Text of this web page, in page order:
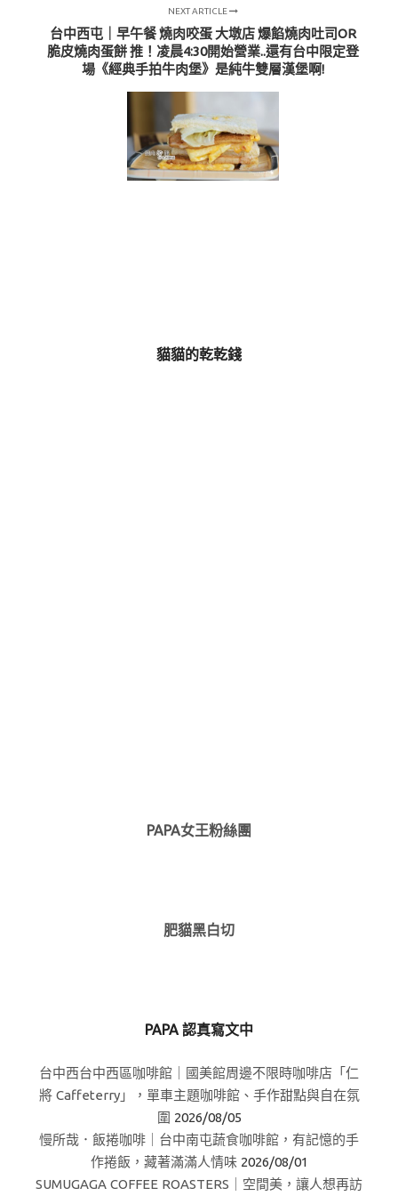
NEXT ARTICLE
台中西屯｜早午餐 燒肉咬蛋 大墩店 爆餡燒肉吐司OR
脆皮燒肉蛋餅 推！凌晨4:30開始營業..還有台中限定登
場《經典手拍牛肉堡》是純牛雙層漢堡啊!
貓貓的乾乾錢
PAPA女王粉絲團
肥貓黑白切
PAPA 認真寫文中
台中西台中西區咖啡館｜國美館周邊不限時咖啡店「仁
將 Caffeterry」，單車主題咖啡館、手作甜點與自在氛
圍 2026/08/05
慢所哉．飯捲咖啡｜台中南屯蔬食咖啡館，有記憶的手
作捲飯，藏著滿滿人情味 2026/08/01
SUMUGAGA COFFEE ROASTERS｜空間美，讓人想再訪